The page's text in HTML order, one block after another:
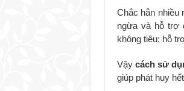
Chắc hẳn nhiều
ngừa và hỗ trợ
không tiêu; hỗ
Vậy cách sử
giúp phát huy hết